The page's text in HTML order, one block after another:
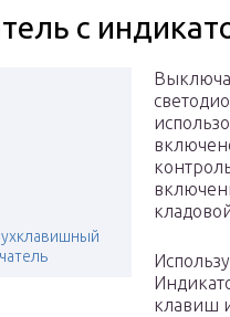
с
клавиш